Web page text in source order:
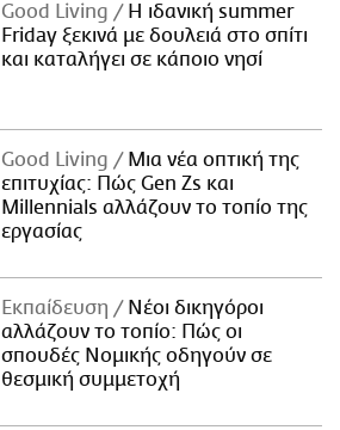
Good Living
Η ιδανική summer
Friday ξεκινά με δουλειά στο σπίτι
και καταλήγει σε κάποιο νησί
Good Living
Μια νέα οπτική της
επιτυχίας: Πώς Gen Zs και
Millennials αλλάζουν το τοπίο της
εργασίας
Εκπαίδευση
Νέοι δικηγόροι
αλλάζουν το τοπίο: Πώς οι
σπουδές Νομικής οδηγούν σε
θεσμική συμμετοχή